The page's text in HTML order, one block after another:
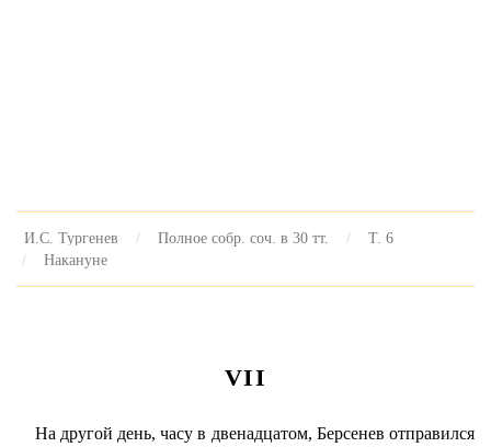
И.С. Тургенев Полное собр. соч. в 30 тт.
Т. 6
Накануне
VII
На другой день, часу в двенадцатом, Берсенев отправился